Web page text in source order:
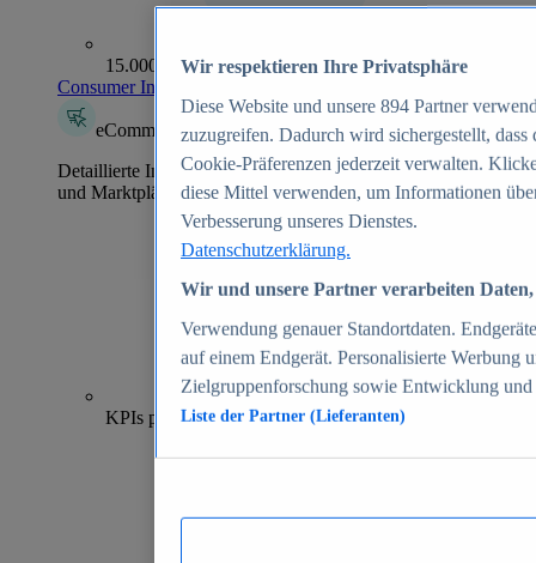
15.000+ Marken
Consumer Insights entdecken
eCommerce Insights
Detaillierte Informationen zu mehr als 39.000 Online-Shops
und Marktplätzen
70+
KPIs pro Shop
Wir respektieren Ihre Privatsphäre
Diese Website und unsere 894 Partner
zuzugreifen. Dadurch wird sichergestellt,
Cookie-Präferenzen jederzeit verwalten.
diese Mittel verwenden, um Informationen
Verbesserung unseres Dienstes.
Datenschutzerklärung.
Wir und unsere Partner verarbeiten
Verwendung genauer Standortdaten.
auf einem Endgerät. Personalisierte Werbung
Zielgruppenforschung sowie Entwicklung
Liste der Partner (Lieferanten)